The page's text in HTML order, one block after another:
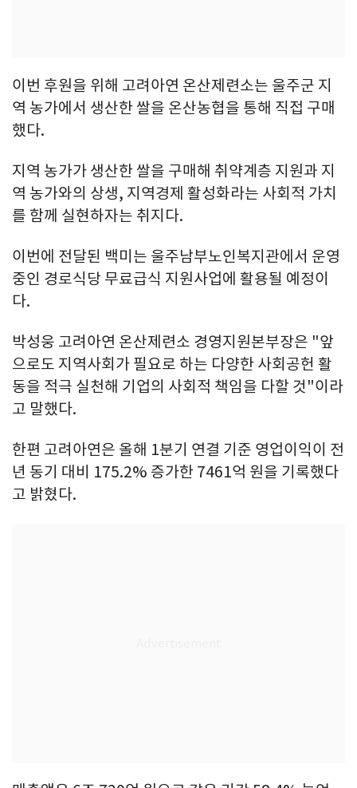
이번 후원을 위해 고려아연 온산제련소는 울주군 지
역 농가에서 생산한 쌀을 온산농협을 통해 직접 구매
했다.
지역 농가가 생산한 쌀을 구매해 취약계층 지원과 지
역 농가와의 상생, 지역경제 활성화라는 사회적 가치
를 함께 실현하자는 취지다.
이번에 전달된 백미는 울주남부노인복지관에서 운영
중인 경로식당 무료급식 지원사업에 활용될 예정이
다.
박성웅 고려아연 온산제련소 경영지원본부장은 "앞
으로도 지역사회가 필요로 하는 다양한 사회공헌 활
동을 적극 실천해 기업의 사회적 책임을 다할 것"이라
고 말했다.
한편 고려아연은 올해 1분기 연결 기준 영업이익이 전
년 동기 대비 175.2% 증가한 7461억 원을 기록했다
고 밝혔다.